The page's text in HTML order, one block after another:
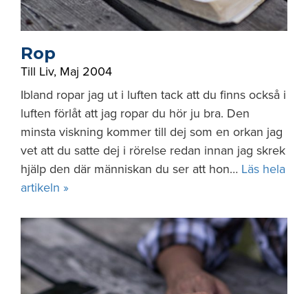
Rop
Till Liv, Maj 2004
Ibland ropar jag ut i luften tack att du finns också i
luften förlåt att jag ropar du hör ju bra. Den
minsta viskning kommer till dej som en orkan jag
vet att du satte dej i rörelse redan innan jag skrek
hjälp den där människan du ser att hon… Läs hela
artikeln »